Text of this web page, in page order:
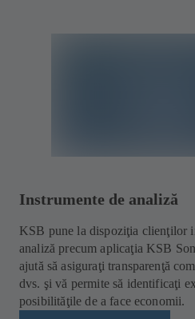
Instrumente de analiză
KSB pune la dispoziţia clienţilor
analiză precum aplicaţia KSB
ajută să asiguraţi transparenţă
dvs. şi vă permite să identificaţi
posibilităţile de a face economii.